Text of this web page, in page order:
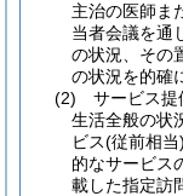
主治の医師ま
当者会議を通
の状況、その
の状況を的確
(2)
サービス提
生活全般の状
ビス(従前相当)
的なサービス
載した指定訪